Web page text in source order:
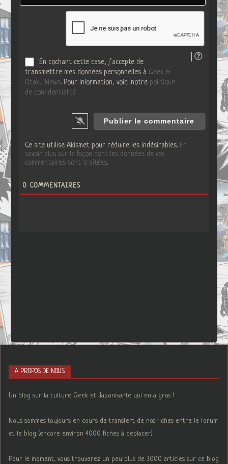
i
t
En cochant cette case, j’accepte de
transmettre mes données personnelles à Geek &
Otaku News. Pour information, voici notre politique
de confidentialité
Ce site utilise Akismet pour réduire les indésirables. En
savoir plus sur la façon dont les données de vos
commentaires sont traitées.
0 COMMENTAIRES
A PROPOS DE NOUS
Un blog sur la culture Geek et Japonisante qui en a gros !
Nous sommes toujours en cours de transfert de nos fiches entre le forum
et le blog (encore environ 4000 fiches à deplacer).
Pour le moment, vous trouverez un peu plus de 3000 articles sur ce blog